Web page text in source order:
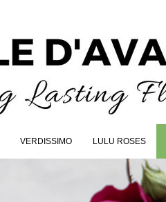
VERDISSIMO LULU ROSES